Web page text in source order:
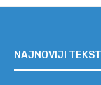
NAJNOVIJI